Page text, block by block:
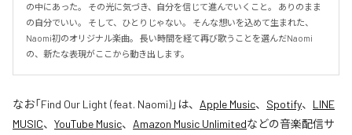
の中にあった。 その光に気づき、自分を信じて進んでいくこと。 ありのまま
の自分でいい。 そして、ひとりじゃない。 そんな想いを込めて生まれた、
Naomi初のオリジナル楽曲。 長い時間を経て再び歌うことを選んだNaomi
の、新たな表現がここから動き出します。
なお「Find Our Light (feat. Naomi)」は、 Apple Music、 Spotify、 LINE
MUSIC、 YouTube Music、 Amazon Music Unlimitedなどの音楽配信サ